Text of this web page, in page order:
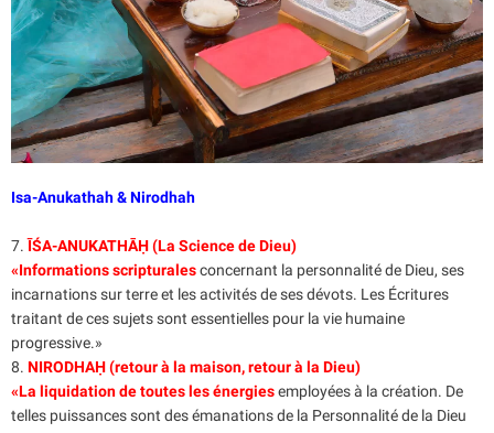
Isa-Anukathah & Nirodhah
7. ĪŚA-ANUKATHĀḤ (La Science de Dieu)
«Informations scripturalesconcernant la personnalité de Dieu, ses
incarnations sur terre et les activités de ses dévots. Les Écritures
traitant de ces sujets sont essentielles pour la vie humaine
progressive.»
8. NIRODHAḤ (retour à la maison, retour à la Dieu)
«La liquidation de toutes les énergiesemployées à la création. De
telles puissances sont des émanations de la Personnalité de la Dieu